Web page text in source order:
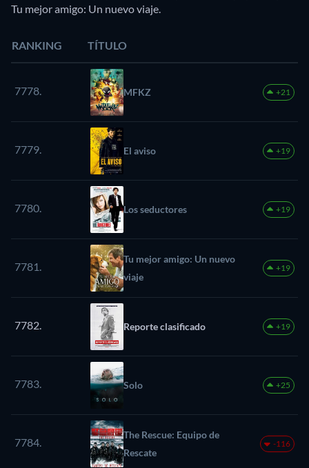
Tu mejor amigo: Un nuevo viaje.
RANKING TÍTULO
7778. MFKZ +21
7779. El aviso +19
7780. Los seductores +19
7781.
Tu mejor amigo: Un nuevo
viaje
+19
7782. Reporte clasificado +19
7783. Solo +25
7784.
The Rescue: Equipo de
Rescate
-116